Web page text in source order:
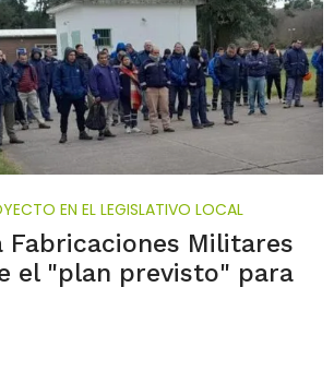
EN EL LEGISLATIVO LOCAL
Fabricaciones Militares
el "plan previsto" para